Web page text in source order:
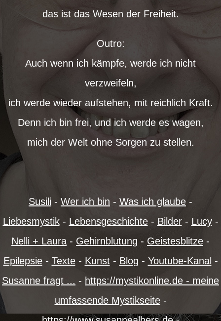
das ist das Wesen der Freiheit.
Outro:
Auch wenn ich kämpfe, werde ich nicht
verzweifeln,
ich werde wieder aufstehen, mit reichlich Kraft.
Denn ich bin frei, und ich werde es wagen,
mich der Welt ohne Sorgen zu stellen.
Susili - Wer ich bin - Was ich glaube -
Liebesmystik- Lebensgeschichte- Bilder- Lucy-
Nelli + Laura - Gehirnblutung - Geistesblitze -
Epilepsie- Texte- Kunst- Blog - Youtube-Kanal -
Susanne fragt ... - https://mystikonline.de - meine
umfassende Mystikseite-